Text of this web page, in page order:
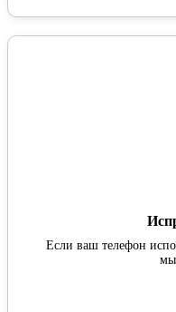
Если ваш телефон
мы